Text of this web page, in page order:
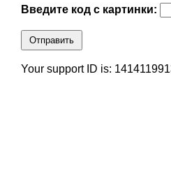
Введите код с картинки:
Отправить
Your support ID is: